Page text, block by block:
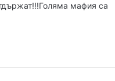
мафия са